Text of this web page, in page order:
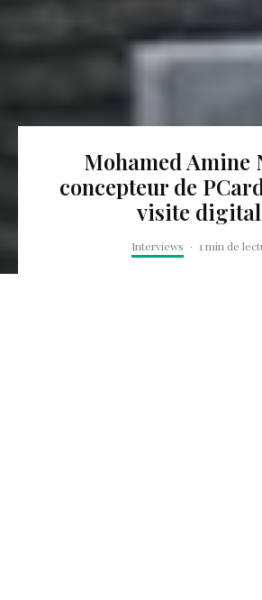
Mohamed Amine
concepteur de
visite
Interviews · 1 min de